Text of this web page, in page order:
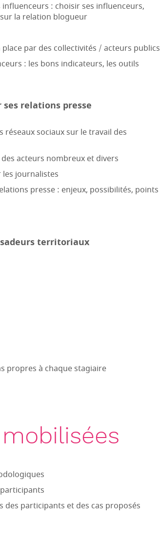
: choisir ses influenceurs,
la relation blogueur
par des collectivités / acteurs publics
: les bons indicateurs, les outils
ses relations presse
réseaux sociaux sur le travail des
acteurs nombreux et divers
journalistes
presse : enjeux, possibilités, points
territoriaux
propres à chaque stagiaire
des participants et des cas proposés